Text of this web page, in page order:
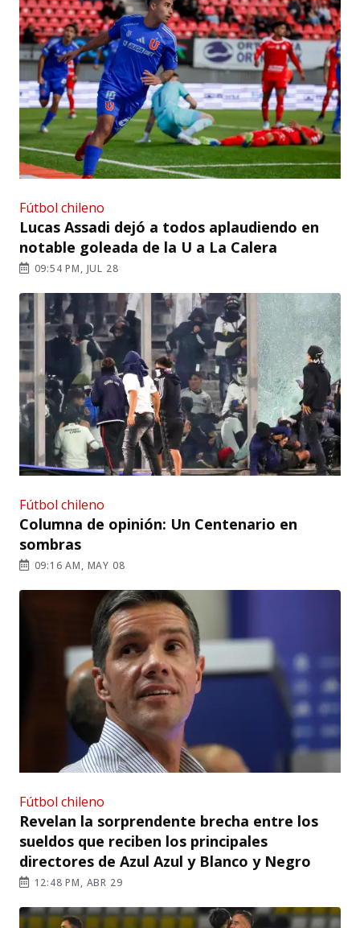
Fútbol chileno
Lucas Assadi dejó a todos aplaudiendo en
notable goleada de la U a La Calera
09:54 PM, JUL 28
Fútbol chileno
Columna de opinión: Un Centenario en
sombras
09:16 AM, MAY 08
Fútbol chileno
Revelan la sorprendente brecha entre los
sueldos que reciben los principales
directores de Azul Azul y Blanco y Negro
12:48 PM, ABR 29